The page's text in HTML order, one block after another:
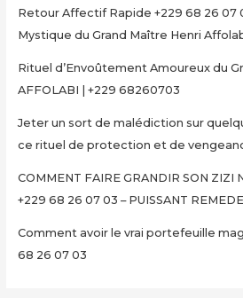
EFFICACE
Retour Affectif Rapide +229 68 26 07
Mystique du Grand Maître Henri
Rituel d’Envoûtement Amoureux du
AFFOLABI | +229 68260703
Jeter un sort de malédiction sur
ce rituel de protection et de
COMMENT FAIRE GRANDIR SON ZIZI
+229 68 26 07 03 – PUISSANT
Comment avoir le vrai portefeuille
68 26 07 03